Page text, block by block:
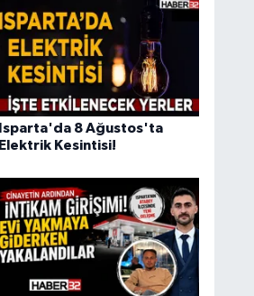
Isparta'da 8 Ağustos'ta
Elektrik Kesintisi!